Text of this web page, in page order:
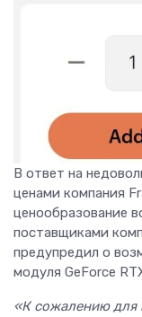
В ответ на
ценами компания
ценообразование
поставщиками
предупредил о
модуля GeForce
«К сожалению для